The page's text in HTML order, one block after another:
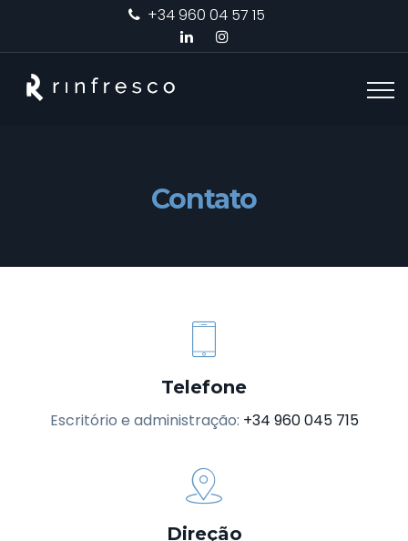
+34 960 04 57 15
Contato
Telefone
Escritório e administração: +34 960 045 715
Direção